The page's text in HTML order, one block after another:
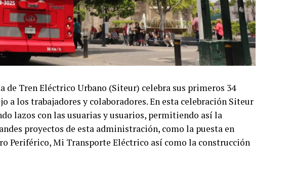
de Tren Eléctrico Urbano (Siteur) celebra sus primeros 34
a los trabajadores y colaboradores. En esta celebración Siteur
lazos con las usuarias y usuarios, permitiendo así la
proyectos de esta administración, como la puesta en
Periférico, Mi Transporte Eléctrico así como la construcción